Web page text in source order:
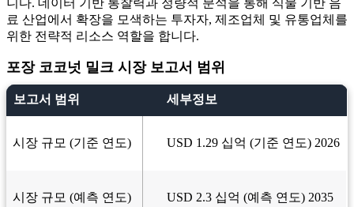
니다. 데이터 기반 통찰력과 정량적 분석을 통해 식물 기반 음
료 산업에서 확장을 모색하는 투자자, 제조업체 및 유통업체를
위한 전략적 리소스 역할을 합니다.
포장 코코넛 밀크 시장 보고서 범위
보고서 범위 세부정보
시장 규모 (기준 연도) USD 1.29 십억 (기준 연도) 2026
시장 규모 (예측 연도) USD 2.3 십억 (예측 연도) 2035